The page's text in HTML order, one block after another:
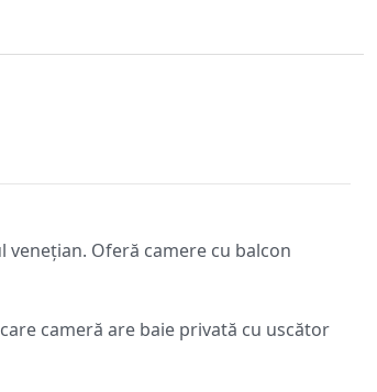
Oferă camere cu balcon
cameră are baie privată cu uscător